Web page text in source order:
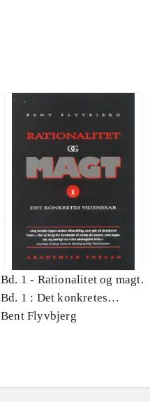
Bd. 1 - Rationalitet og magt.
Bd. 1 : Det konkretes
videnskab
Bent Flyvbjerg